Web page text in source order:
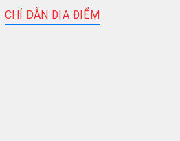
CHỈ DẪN ĐỊA ĐIỂM